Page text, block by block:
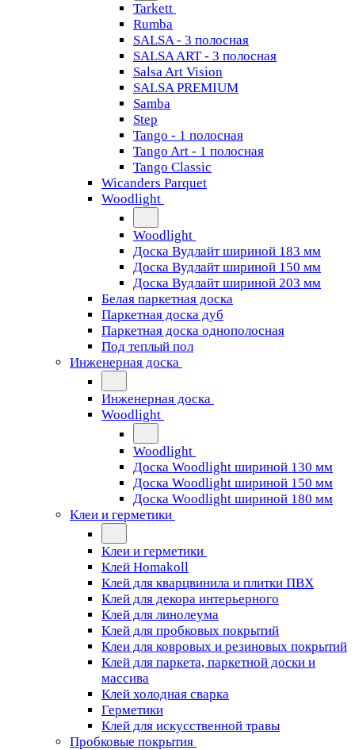
Tarkett
Rumba
SALSA - 3 полосная
SALSA ART - 3 полосная
Salsa Art Vision
SALSA PREMIUM
Samba
Step
Tango - 1 полосная
Tango Art - 1 полосная
Tango Classiс
Wicanders Parquet
Woodlight
Woodlight
Доска Вудлайт шириной 183 мм
Доска Вудлайт шириной 150 мм
Доска Вудлайт шириной 203 мм
Белая паркетная доска
Паркетная доска дуб
Паркетная доска однополосная
Под теплый пол
Инженерная доска
Инженерная доска
Woodlight
Woodlight
Доска Woodlight шириной 130 мм
Доска Woodlight шириной 150 мм
Доска Woodlight шириной 180 мм
Клеи и герметики
Клеи и герметики
Клей Homakoll
Клей для кварцвинила и плитки ПВХ
Клей для декора интерьерного
Клей для линолеума
Клей для пробковых покрытий
Клеи для ковровых и резиновых покрытий
Клей для паркета, паркетной доски и
массива
Клей холодная сварка
Герметики
Клей для искусственной травы
Пробковые покрытия